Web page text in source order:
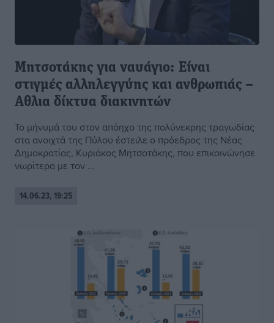
Μητσοτάκης για ναυάγιο: Είναι
στιγμές αλληλεγγύης και ανθρωπιάς –
Αθλια δίκτυα διακινητών
Το μήνυμά του στον απόηχο της πολύνεκρης τραγωδίας
στα ανοιχτά της Πύλου έστειλε ο πρόεδρος της Νέας
Δημοκρατίας, Κυριάκος Μητσοτάκης, που επικοινώνησε
νωρίτερα με τον ...
14.06.23, 19:25